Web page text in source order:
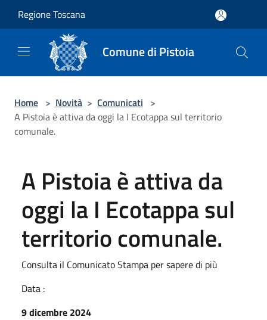
Regione Toscana
Comune di Pistoia
Home > Novità > Comunicati >
A Pistoia è attiva da oggi la I Ecotappa sul territorio
comunale.
A Pistoia è attiva da
oggi la I Ecotappa sul
territorio comunale.
Consulta il Comunicato Stampa per sapere di più
Data :
9 dicembre 2024